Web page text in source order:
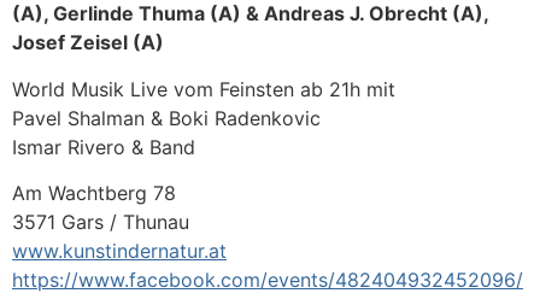
(A), Gerlinde Thuma (A) & Andreas J. Obrecht (A),
Josef Zeisel (A)
World Musik Live vom Feinsten ab 21h mit
Pavel Shalman & Boki Radenkovic
Ismar Rivero & Band
Am Wachtberg 78
3571 Gars / Thunau
www.kunstindernatur.at
https://www.facebook.com/events/482404932452096/